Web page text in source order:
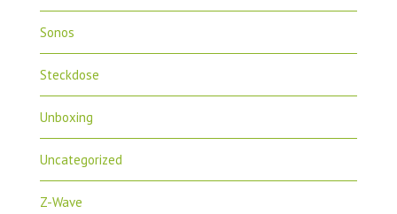
Sonos
Steckdose
Unboxing
Uncategorized
Z-Wave